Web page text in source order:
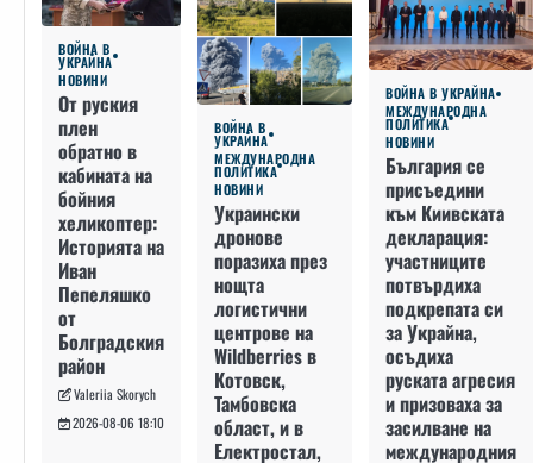
ВОЙНА В
УКРАЙНА
НОВИНИ
От руския
плен
обратно в
кабината на
бойния
хеликоптер:
Историята на
Иван
Пепеляшко
от
Болградския
район
Valeriia Skorych
2026-08-06 18:10
ВОЙНА В
УКРАЙНА
МЕЖДУНАРОДНА
ПОЛИТИКА
НОВИНИ
Украински
дронове
поразиха през
нощта
логистични
центрове на
Wildberries в
Котовск,
Тамбовска
област, и в
Електростал,
ВОЙНА В УКРАЙНА
МЕЖДУНАРОДНА
ПОЛИТИКА
НОВИНИ
България се
присъедини
към Киивската
декларация:
участниците
потвърдиха
подкрепата си
за Украйна,
осъдиха
руската агресия
и призоваха за
засилване на
международния